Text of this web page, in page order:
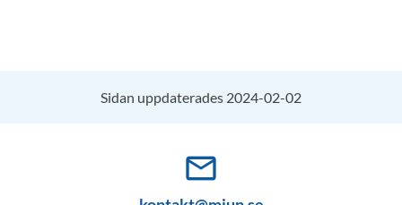
Sidan uppdaterades 2024-02-02
mail_outline